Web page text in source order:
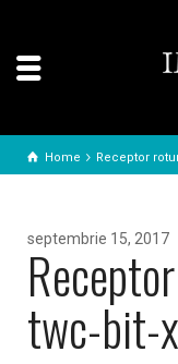
Home Receptor
septembrie 15, 2017
twc-bit-